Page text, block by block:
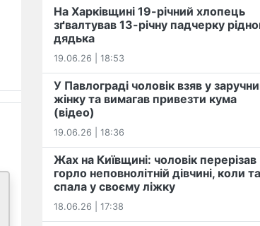
На Харківщині 19-річний хлопець​
️зґвалтував 13-річну падчерку
дядька
19.06.26 | 18:53
У Павлограді чоловік взяв у
жінку та вимагав привезти кума
(відео)
19.06.26 | 18:36
Жах на Київщині: чоловік перерізав
горло неповнолітній дівчині, коли та
спала у своєму ліжку
18.06.26 | 17:38